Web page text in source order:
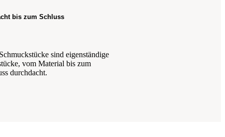
bis zum Schluss
sind eigenständige
vom Material bis zum
durchdacht.